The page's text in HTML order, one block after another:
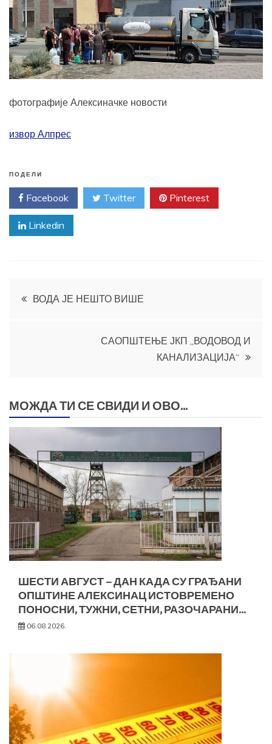
фотографије Алексиначке новости
извор Алпрес
ПОДЕЛИ
Facebook Twitter Pinterest
Linkedin
Кретање
ВОДА ЈЕ НЕШТО ВИШЕ
САОПШТЕЊЕ ЈКП „ВОДОВОД И
КАНАЛИЗАЦИЈА“
МОЖДА ТИ СЕ СВИДИ И ОВО...
ШЕСТИ АВГУСТ – ДАН КАДА СУ ГРАЂАНИ
ОПШТИНЕ АЛЕКСИНАЦ ИСТОВРЕМЕНО
ПОНОСНИ, ТУЖНИ, СЕТНИ, РАЗОЧАРАНИ…
06.08.2026.